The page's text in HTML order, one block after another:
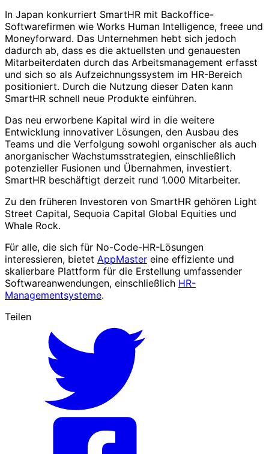
In Japan konkurriert SmartHR mit Backoffice-
Softwarefirmen wie Works Human Intelligence, freee und
Moneyforward. Das Unternehmen hebt sich jedoch
dadurch ab, dass es die aktuellsten und genauesten
Mitarbeiterdaten durch das Arbeitsmanagement erfasst
und sich so als Aufzeichnungssystem im HR-Bereich
positioniert. Durch die Nutzung dieser Daten kann
SmartHR schnell neue Produkte einführen.
Das neu erworbene Kapital wird in die weitere
Entwicklung innovativer Lösungen, den Ausbau des
Teams und die Verfolgung sowohl organischer als auch
anorganischer Wachstumsstrategien, einschließlich
potenzieller Fusionen und Übernahmen, investiert.
SmartHR beschäftigt derzeit rund 1.000 Mitarbeiter.
Zu den früheren Investoren von SmartHR gehören Light
Street Capital, Sequoia Capital Global Equities und
Whale Rock.
Für alle, die sich für No-Code-HR-Lösungen
interessieren, bietet AppMaster eine effiziente und
skalierbare Plattform für die Erstellung umfassender
Softwareanwendungen, einschließlich HR-
Managementsysteme.
Teilen